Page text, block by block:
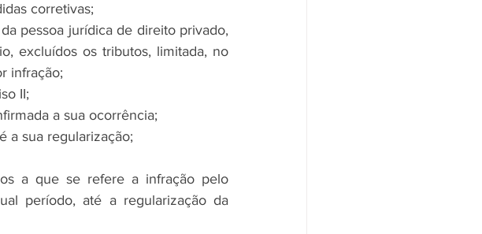
corretivas;
pessoa jurídica de direito privado,
excluídos os tributos, limitada, no
infração;
II;
a sua ocorrência;
a sua regularização;
a que se refere a infração pelo
período, até a regularização da